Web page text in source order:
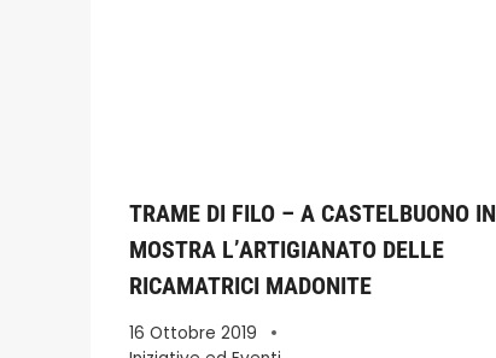
TRAME DI FILO – A CASTELBUONO IN
MOSTRA L’ARTIGIANATO DELLE
RICAMATRICI MADONITE
16 Ottobre 2019